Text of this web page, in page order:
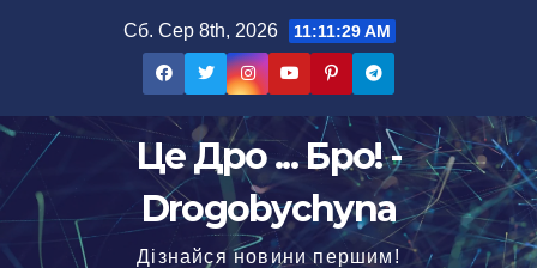
Сб. Сер 8th, 2026 11:11:30 AM
Це Дро ... Бро! -
Drogobychyna
Дізнайся новини першим!